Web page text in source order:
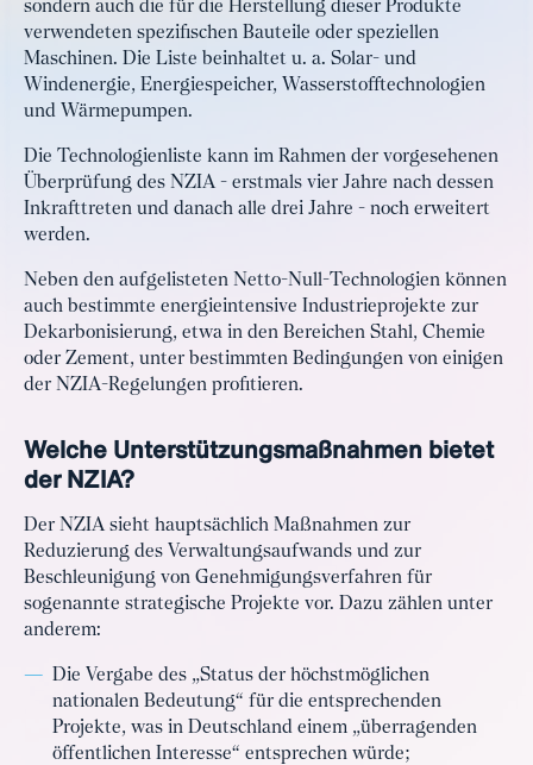
sondern auch die für die Herstellung dieser Produkte
verwendeten spezifischen Bauteile oder speziellen
Maschinen. Die Liste beinhaltet u. a. Solar- und
Windenergie, Energiespeicher, Wasserstofftechnologien
und Wärmepumpen.
Die Technologienliste kann im Rahmen der vorgesehenen
Überprüfung des NZIA - erstmals vier Jahre nach dessen
Inkrafttreten und danach alle drei Jahre - noch erweitert
werden.
Neben den aufgelisteten Netto-Null-Technologien können
auch bestimmte energieintensive Industrieprojekte zur
Dekarbonisierung, etwa in den Bereichen Stahl, Chemie
oder Zement, unter bestimmten Bedingungen von einigen
der NZIA-Regelungen profitieren.
Welche Unterstützungsmaßnahmen bietet
der NZIA?
Der NZIA sieht hauptsächlich Maßnahmen zur
Reduzierung des Verwaltungsaufwands und zur
Beschleunigung von Genehmigungsverfahren für
sogenannte strategische Projekte vor. Dazu zählen unter
anderem:
Die Vergabe des „Status der höchstmöglichen
nationalen Bedeutung“ für die entsprechenden
Projekte, was in Deutschland einem „überragenden
öffentlichen Interesse“ entsprechen würde;